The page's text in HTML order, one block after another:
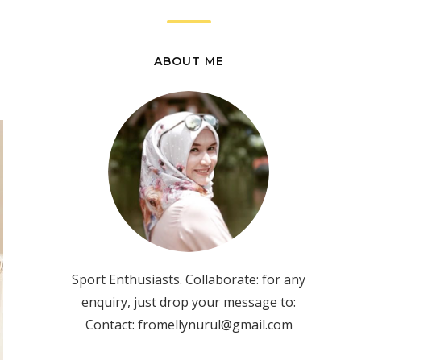
ABOUT ME
Sport Enthusiasts. Collaborate: for any
enquiry, just drop your message to:
Contact: fromellynurul@gmail.com